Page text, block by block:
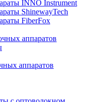
INNO Instrument
ShinewayTech
FiberFox
аппаратов
аппаратов